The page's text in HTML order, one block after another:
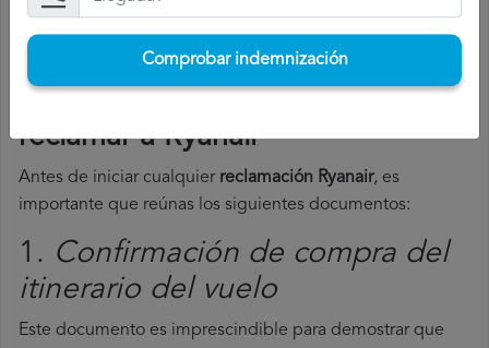
reclamar a Ryanair
Antes de iniciar cualquier reclamación Ryanair, es
importante que reúnas los siguientes documentos:
1. Confirmación de compra del
itinerario del vuelo
Este documento es imprescindible para demostrar que
Comprobar indemnización